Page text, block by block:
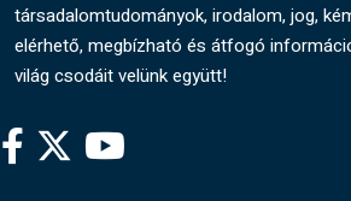
társadalomtudományok, irodalom, jog,
elérhető, megbízható és átfogó
világ csodáit velünk együtt!